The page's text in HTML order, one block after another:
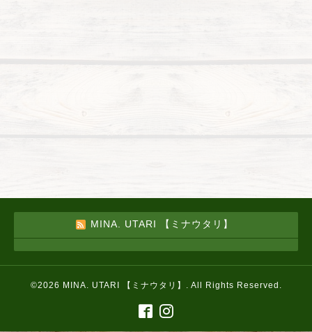
MINA. UTARI 【ミナウタリ】
©2026 MINA. UTARI 【ミナウタリ】 . All Rights Reserved.